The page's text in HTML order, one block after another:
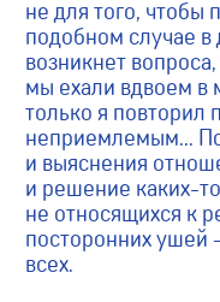
не для того, чтобы
подобном случае в
возникнет
мы ехали вдвоем в
только я повторил
неприемлемым…
и выяснения
и решение каких-
не относящихся к
посторонних ушей
всех.